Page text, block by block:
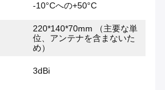
-10°Cへの+50°C
220*140*70mm （主要な単
位、アンテナを含まないた
め）
3dBi